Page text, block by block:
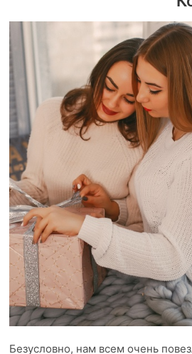
Безусловно, нам всем очень